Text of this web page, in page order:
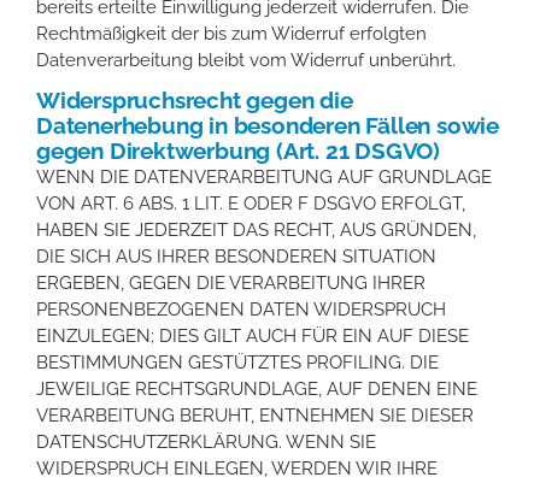
bereits erteilte Einwilligung jederzeit widerrufen. Die
Rechtmäßigkeit der bis zum Widerruf erfolgten
Datenverarbeitung bleibt vom Widerruf unberührt.
Widerspruchsrecht gegen die
Datenerhebung in besonderen Fällen sowie
gegen Direktwerbung (Art. 21 DSGVO)
WENN DIE DATENVERARBEITUNG AUF GRUNDLAGE
VON ART. 6 ABS. 1 LIT. E ODER F DSGVO ERFOLGT,
HABEN SIE JEDERZEIT DAS RECHT, AUS GRÜNDEN,
DIE SICH AUS IHRER BESONDEREN SITUATION
ERGEBEN, GEGEN DIE VERARBEITUNG IHRER
PERSONENBEZOGENEN DATEN WIDERSPRUCH
EINZULEGEN; DIES GILT AUCH FÜR EIN AUF DIESE
BESTIMMUNGEN GESTÜTZTES PROFILING. DIE
JEWEILIGE RECHTSGRUNDLAGE, AUF DENEN EINE
VERARBEITUNG BERUHT, ENTNEHMEN SIE DIESER
DATENSCHUTZERKLÄRUNG. WENN SIE
WIDERSPRUCH EINLEGEN, WERDEN WIR IHRE